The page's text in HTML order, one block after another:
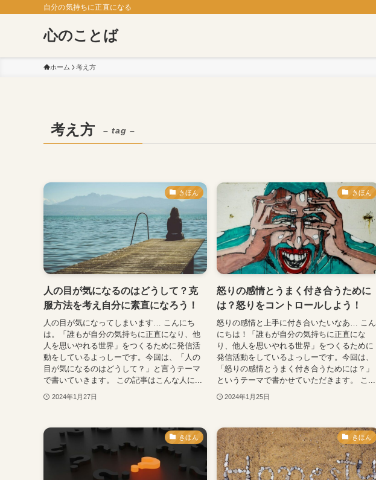
自分の気持ちに正直になる
心のことば
ホーム 考え方
考え方 – tag –
きほん
人の目が気になるのはどうして？克
服方法を考え自分に素直になろう！
人の目が気になってしまいます… こんにち
は。「誰もが自分の気持ちに正直になり、他
人を思いやれる世界」をつくるために発信活
動をしているよっしーです。今回は、「人の
目が気になるのはどうして？」と言うテーマ
で書いていきます。 この記事はこんな人に...
2024年1月27日
きほん
怒りの感情とうまく付き合うために
は？怒りをコントロールしよう！
怒りの感情と上手に付き合いたいなあ… こん
にちは！「誰もが自分の気持ちに正直にな
り、他人を思いやれる世界」をつくるために
発信活動をしているよっしーです。今回は、
「怒りの感情とうまく付き合うためには？」
というテーマで書かせていただきます。 こ...
2024年1月25日
きほん きほん